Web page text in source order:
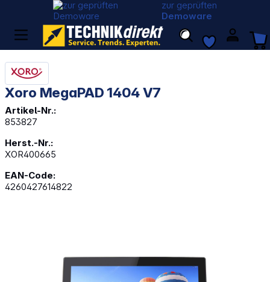
zur geprüften
Demoware
Xoro MegaPAD 1404 V7
Artikel-Nr.:
853827
Herst.-Nr.:
XOR400665
EAN-Code:
4260427614822